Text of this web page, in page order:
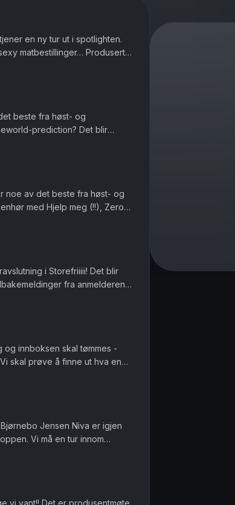
en ny tur ut i spotlighten.
matbestillinger… Produsert
beste fra høst- og
prediction? Det blir
gjør riktig h...
noe av det beste fra høst- og
med Hjelp meg (!!), Zero
...
i Storefriiiii! Det blir
fra anmelderen.
innboksen skal tømmes -
skal prøve å finne ut hva en
sliter....
Jensen Niva er igjen
Vi må en tur innom
våre...
vi vant!! Det er produsentmøte